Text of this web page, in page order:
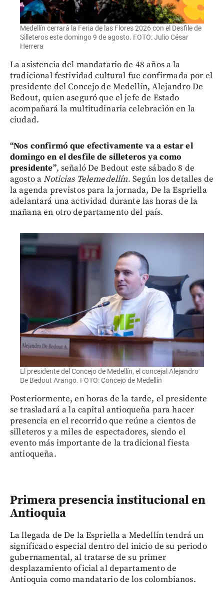
Medellín cerrará la Feria de las Flores 2026 con el Desfile de
Silleteros este domingo 9 de agosto. FOTO: Julio César
Herrera
La asistencia del mandatario de 48 años a la
tradicional festividad cultural fue confirmada por el
presidente del Concejo de Medellín, Alejandro De
Bedout, quien aseguró que el jefe de Estado
acompañará la multitudinaria celebración en la
ciudad.
“Nos confirmó que efectivamente va a estar el
domingo en el desfile de silleteros ya como
presidente”, señaló De Bedout este sábado 8 de
agosto aNoticias Telemedellín. Según los detalles de
la agenda previstos para la jornada, De la Espriella
adelantará una actividad durante las horas de la
mañana en otro departamento del país.
El presidente del Concejo de Medellín, el concejal Alejandro
De Bedout Arango. FOTO: Concejo de Medellín
Posteriormente, en horas de la tarde, el presidente
se trasladará a la capital antioqueña para hacer
presencia en el recorrido que reúne a cientos de
silleteros y a miles de espectadores, siendo el
evento más importante de la tradicional fiesta
antioqueña.
Primera presencia institucional en
Antioquia
La llegada de De la Espriella a Medellín tendrá un
significado especial dentro del inicio de su periodo
gubernamental, al tratarse de su primer
desplazamiento oficial al departamento de
Antioquia como mandatario de los colombianos.